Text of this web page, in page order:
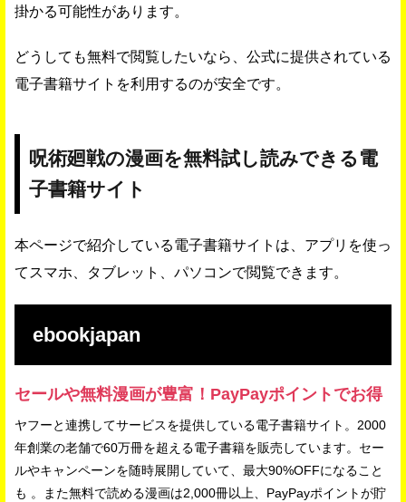
掛かる可能性があります。
どうしても無料で閲覧したいなら、公式に提供されている
電子書籍サイトを利用するのが安全です。
呪術廻戦の漫画を無料試し読みできる電
子書籍サイト
本ページで紹介している電子書籍サイトは、アプリを使っ
てスマホ、タブレット、パソコンで閲覧できます。
ebookjapan
セールや無料漫画が豊富！PayPayポイントでお得
ヤフーと連携してサービスを提供している電子書籍サイト。2000
年創業の老舗で60万冊を超える電子書籍を販売しています。セー
ルやキャンペーンを随時展開していて、最大90%OFFになること
も 。また無料で読める漫画は2,000冊以上、PayPayポイントが貯